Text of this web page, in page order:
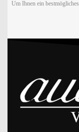
Um Ihnen ein